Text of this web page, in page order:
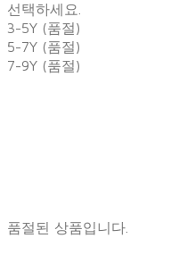
선택하세요.
3-5Y (품절)
5-7Y (품절)
7-9Y (품절)
품절된 상품입니다.